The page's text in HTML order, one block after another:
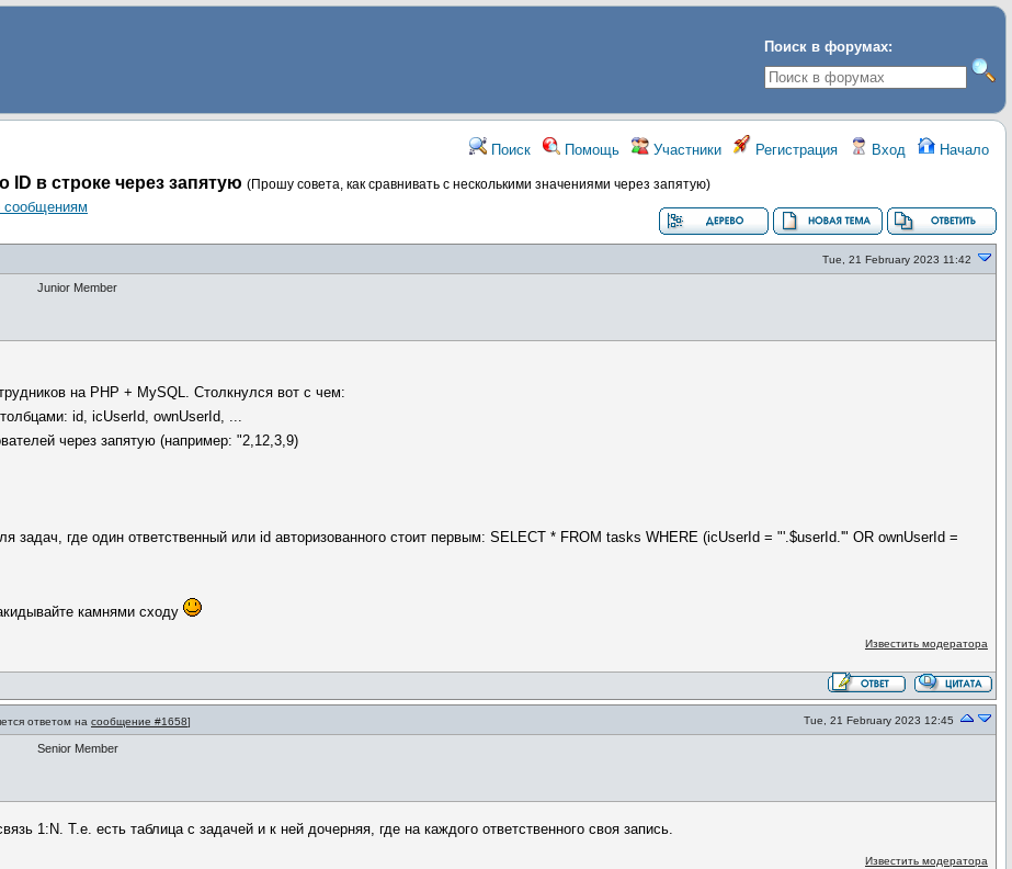
Поиск в форумах:
Поиск Помощь Участники Регистрация Вход Начало
ID в строке через запятую (Прошу совета, как сравнивать с несколькими значениями через запятую)
сообщениям
Tue, 21 February 2023 11:42
Junior Member
на PHP + MySQL. Столкнулся вот с чем:
id, icUserId, ownUserId, ...
через запятую (например: "2,12,3,9)
задач, где один ответственный или id авторизованного стоит первым: SELECT * FROM tasks WHERE (icUserId = "'.$userId.'" OR ownUserId =
камнями сходу
Известить модератора
ответом на сообщение #1658] Tue, 21 February 2023 12:45
Senior Member
1:N. Т.е. есть таблица с задачей и к ней дочерняя, где на каждого ответственного своя запись.
Известить модератора